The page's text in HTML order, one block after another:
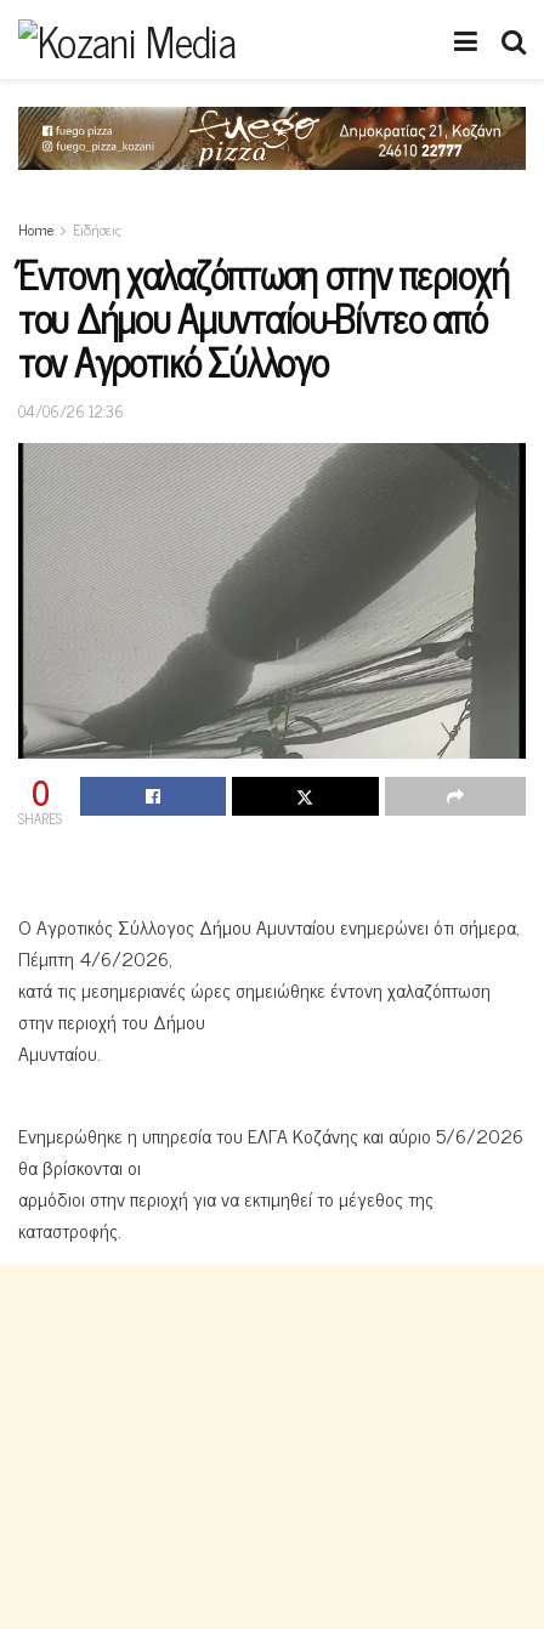
Home Ειδήσεις
Έντονη χαλαζόπτωση στην περιοχή
του Δήμου Αμυνταίου-Βίντεο από
τον Αγροτικό Σύλλογο
04/06/26 12:36
0
SHARES
Ο Αγροτικός Σύλλογος Δήμου Αμυνταίου ενημερώνει ότι σήμερα,
Πέμπτη 4/6/2026,
κατά τις μεσημεριανές ώρες σημειώθηκε έντονη χαλαζόπτωση
στην περιοχή του Δήμου
Αμυνταίου.
Ενημερώθηκε η υπηρεσία του ΕΛΓΑ Κοζάνης και αύριο 5/6/2026
θα βρίσκονται οι
αρμόδιοι στην περιοχή για να εκτιμηθεί το μέγεθος της
καταστροφής.